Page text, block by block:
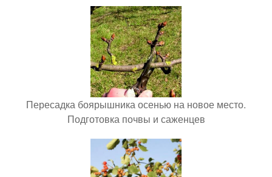
Пересадка боярышника осенью на новое место.
Подготовка почвы и саженцев